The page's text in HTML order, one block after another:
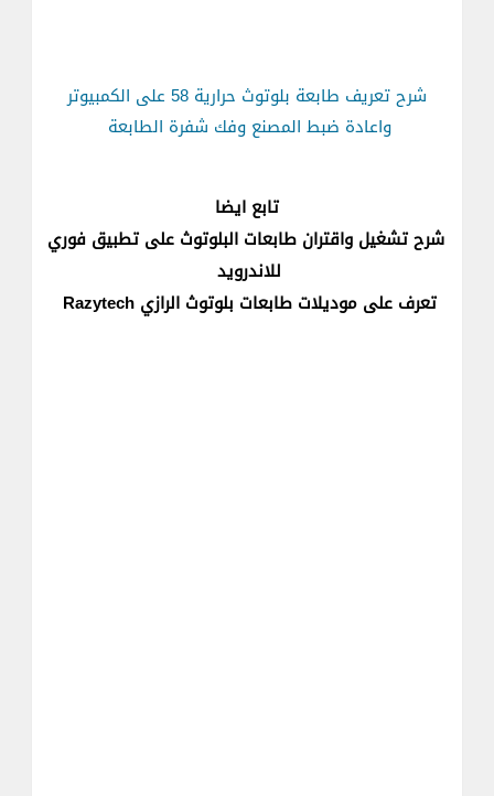
شرح تعريف طابعة بلوتوث حرارية 58 على الكمبيوتر
واعادة ضبط المصنع وفك شفرة الطابعة
تابع ايضا
شرح تشغيل واقتران طابعات البلوتوث على تطبيق فوري
للاندرويد
تعرف على موديلات طابعات بلوتوث الرازي Razytech